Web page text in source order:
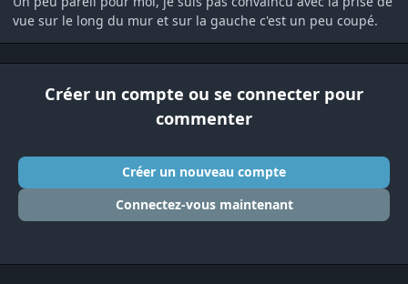
vue sur le long du mur et sur la gauche c'est un peu coupé.
Créer un compte ou se connecter pour
commenter
Créer un nouveau compte
Connectez-vous maintenant